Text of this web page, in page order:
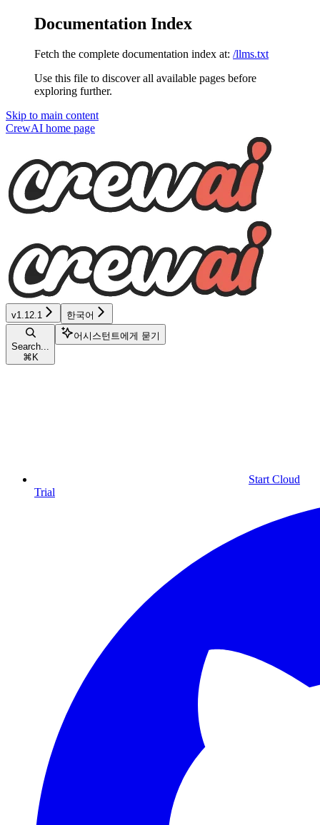
Documentation Index
Fetch the complete documentation index at: /llms.txt
Use this file to discover all available pages before
exploring further.
Skip to main content
CrewAI home page
v1.12.1 한국어
Search...
⌘ K
어시스턴트에게 묻기
Start Cloud
Trial